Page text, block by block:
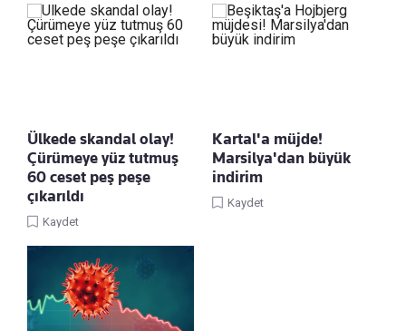
Ülkede skandal olay!
Çürümeye yüz tutmuş
60 ceset peş peşe
çıkarıldı
Kaydet
Kartal'a müjde!
Marsilya'dan büyük
indirim
Kaydet